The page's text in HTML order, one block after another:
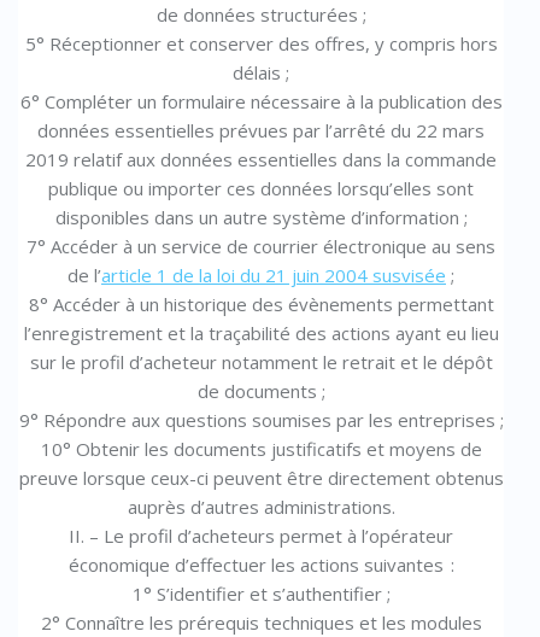
de données structurées ;
5° Réceptionner et conserver des offres, y compris hors
délais ;
6° Compléter un formulaire nécessaire à la publication des
données essentielles prévues par l’arrêté du 22 mars
2019 relatif aux données essentielles dans la commande
publique ou importer ces données lorsqu’elles sont
disponibles dans un autre système d’information ;
7° Accéder à un service de courrier électronique au sens
de l’article 1 de la loi du 21 juin 2004 susvisée ;
8° Accéder à un historique des évènements permettant
l’enregistrement et la traçabilité des actions ayant eu lieu
sur le profil d’acheteur notamment le retrait et le dépôt
de documents ;
9° Répondre aux questions soumises par les entreprises ;
10° Obtenir les documents justificatifs et moyens de
preuve lorsque ceux-ci peuvent être directement obtenus
auprès d’autres administrations.
II. – Le profil d’acheteurs permet à l’opérateur
économique d’effectuer les actions suivantes :
1° S’identifier et s’authentifier ;
2° Connaître les prérequis techniques et les modules